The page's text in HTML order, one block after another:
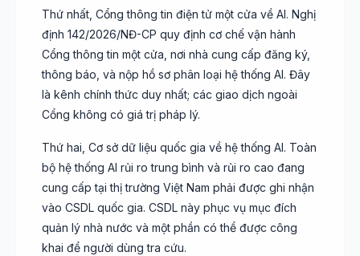
Thứ nhất, Cổng thông tin điện tử một cửa về AI. Nghị
định 142/2026/NĐ-CP quy định cơ chế vận hành
Cổng thông tin một cửa, nơi nhà cung cấp đăng ký,
thông báo, và nộp hồ sơ phân loại hệ thống AI. Đây
là kênh chính thức duy nhất; các giao dịch ngoài
Cổng không có giá trị pháp lý.
Thứ hai, Cơ sở dữ liệu quốc gia về hệ thống AI. Toàn
bộ hệ thống AI rủi ro trung bình và rủi ro cao đang
cung cấp tại thị trường Việt Nam phải được ghi nhận
vào CSDL quốc gia. CSDL này phục vụ mục đích
quản lý nhà nước và một phần có thể được công
khai để người dùng tra cứu.